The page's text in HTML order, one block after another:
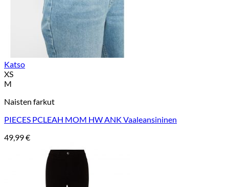
Katso
XS
M
Naisten farkut
PIECES PCLEAH MOM HW ANK Vaaleansininen
49,99€